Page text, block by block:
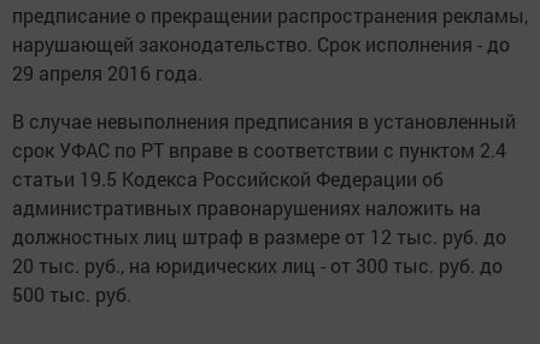
предписание о прекращении распространения рекламы,
нарушающей законодательство. Срок исполнения - до
29 апреля 2016 года.
В случае невыполнения предписания в установленный
срок УФАС по РТ вправе в соответствии с пунктом 2.4
статьи 19.5 Кодекса Российской Федерации об
административных правонарушениях наложить на
должностных лиц штраф в размере от 12 тыс. руб. до
20 тыс. руб., на юридических лиц - от 300 тыс. руб. до
500 тыс. руб.